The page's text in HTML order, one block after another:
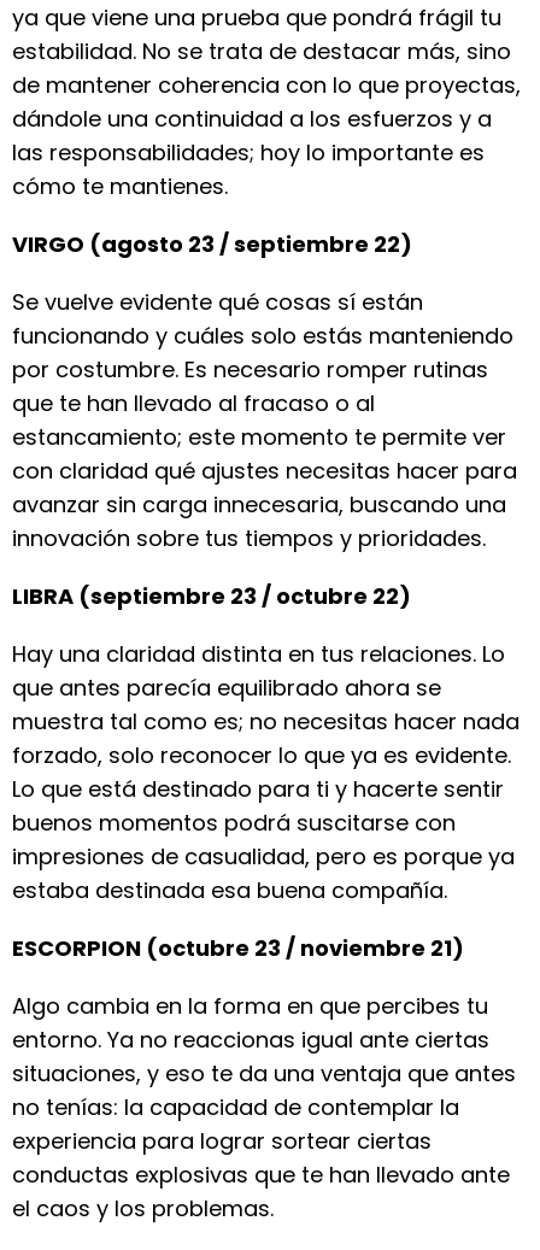
ya que viene una prueba que pondrá frágil tu
estabilidad. No se trata de destacar más, sino
de mantener coherencia con lo que proyectas,
dándole una continuidad a los esfuerzos y a
las responsabilidades; hoy lo importante es
cómo te mantienes.
VIRGO (agosto 23 / septiembre 22)
Se vuelve evidente qué cosas sí están
funcionando y cuáles solo estás manteniendo
por costumbre. Es necesario romper rutinas
que te han llevado al fracaso o al
estancamiento; este momento te permite ver
con claridad qué ajustes necesitas hacer para
avanzar sin carga innecesaria, buscando una
innovación sobre tus tiempos y prioridades.
LIBRA (septiembre 23 / octubre 22)
Hay una claridad distinta en tus relaciones. Lo
que antes parecía equilibrado ahora se
muestra tal como es; no necesitas hacer nada
forzado, solo reconocer lo que ya es evidente.
Lo que está destinado para ti y hacerte sentir
buenos momentos podrá suscitarse con
impresiones de casualidad, pero es porque ya
estaba destinada esa buena compañía.
ESCORPION (octubre 23 / noviembre 21)
Algo cambia en la forma en que percibes tu
entorno. Ya no reaccionas igual ante ciertas
situaciones, y eso te da una ventaja que antes
no tenías: la capacidad de contemplar la
experiencia para lograr sortear ciertas
conductas explosivas que te han llevado ante
el caos y los problemas.